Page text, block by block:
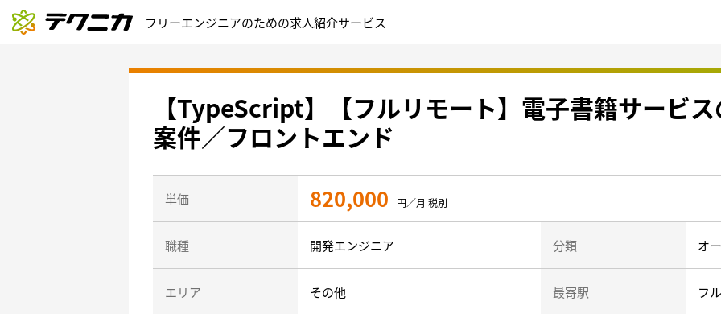
フリーエンジニアのための求人紹介サービス
【TypeScript】【フルリモート】電子書籍サービ
案件／フロントエンド
単価 820,000 円／月 税別
職種 開発エンジニア 分類 オ
エリア その他 最寄駅 フ